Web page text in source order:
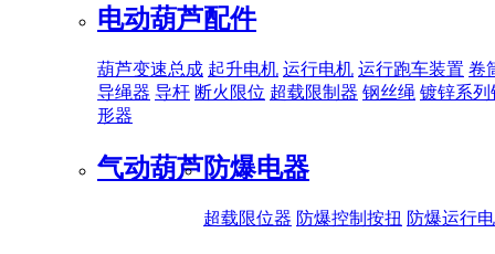
电动葫芦配件
葫芦变速总成 起升电机 运行电机 运行跑车装置 卷
导绳器 导杆 断火限位 超载限制器 钢丝绳 镀锌系列
形器
气动葫芦防爆电器
超载限位器 防爆控制按扭 防爆运行